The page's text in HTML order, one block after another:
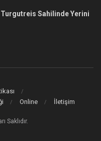
Turgutreis Sahilinde Yerini
Online İletişim
Saklıdır.